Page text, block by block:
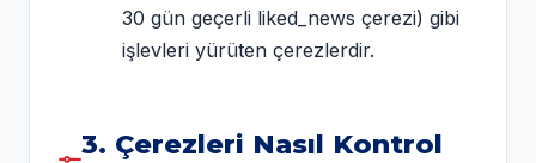
30 gün geçerli liked_news çerezi) gibi
işlevleri yürüten çerezlerdir.
3. Çerezleri Nasıl Kontrol